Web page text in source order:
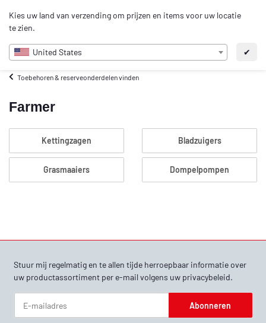
Kies uw land van verzending om prijzen en items voor uw locatie
te zien.
United States ✔
NL
Toebehoren & reserveonderdelen vinden
Farmer
Kettingzagen Bladzuigers
Grasmaaiers Dompelpompen
Stuur mij regelmatig en te allen tijde herroepbaar informatie over
uw productassortiment per e-mail volgens uw privacybeleid.
Abonneren